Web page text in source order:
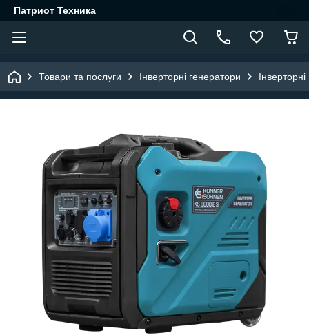
Патриот Техника
Товари та послуги Інверторні генератори